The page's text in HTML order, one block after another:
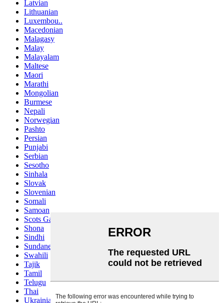
Latvian
Lithuanian
Luxembou..
Macedonian
Malagasy
Malay
Malayalam
Maltese
Maori
Marathi
Mongolian
Burmese
Nepali
Norwegian
Pashto
Persian
Punjabi
Serbian
Sesotho
Sinhala
Slovak
Slovenian
Somali
Samoan
Scots Gaelic
Shona
Sindhi
Sundanese
Swahili
Tajik
Tamil
Telugu
Thai
Ukrainian